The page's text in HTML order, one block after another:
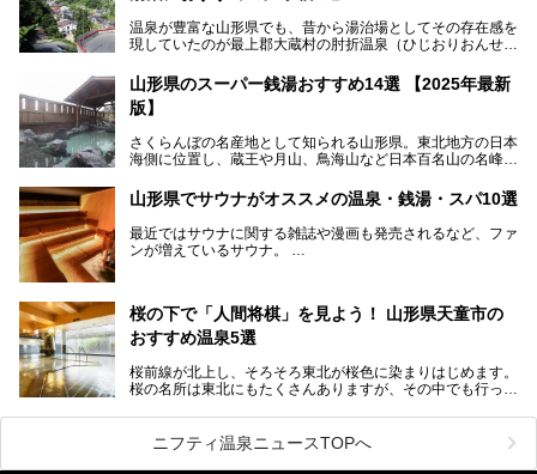
温泉が豊富な山形県でも、昔から湯治場としてその存在感を
現していたのが最上郡大蔵村の肘折温泉（ひじおりおんせ
今回はその肘折温泉の「若松屋 村井六助旅館」に宿泊した
体験レポートとおすすめの温泉宿を2軒ご紹介します。
鄙びた風情があり、源泉掛け流しの旅館も多い肘折温泉は、
す。
山形県のスーパー銭湯おすすめ14選 【2025年最新
版】
さくらんぼの名産地として知られる山形県。東北地方の日本
海側に位置し、蔵王や月山、鳥海山など日本百名山の名峰や
の細道」全行程の1/3にあたる期間を山形県で過ごしたとい
われることからも、山形の深い魅力がうかがえます。
山形県はまた、県内全域に多様な温泉があり、35ある市町
村のすべてで温泉が湧いているという温泉県。そんな山形県
でぜひチェックしたいスーパー銭湯をご紹介します。
山形県でサウナがオススメの温泉・銭湯・スパ10選
最近ではサウナに関する雑誌や漫画も発売されるなど、ファ
ンが増えているサウナ。
こだわりを持つ施設も増えています。
今回はそんな今話題のサウナが楽しめる、山形県内にあるオ
ススメ温泉・銭湯・スパを10件まとめてご紹介します。
桜の下で「人間将棋」を見よう！ 山形県天童市の
おすすめ温泉5選
桜前線が北上し、そろそろ東北が桜色に染まりはじめます。
桜の名所は東北にもたくさんありますが、その中でも行って
舞鶴山の山頂まで軽いハイキングの気分で登れば、そこでは
なんと「人間将棋」が行われているのです！
ニフティ温泉ニュースTOPへ